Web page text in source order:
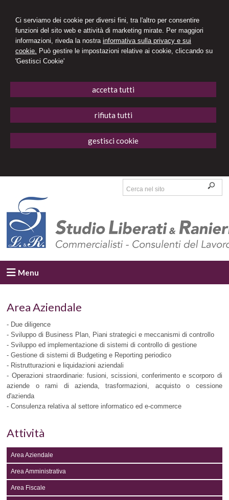
Ci serviamo dei cookie per diversi fini, tra l'altro per consentire
funzioni del sito web e attività di marketing mirate. Per maggiori
informazioni, riveda la nostra informativa sulla privacy e sui
cookie. Può gestire le impostazioni relative ai cookie, cliccando su
'Gestisci Cookie'
accetta tutti
rifiuta tutti
gestisci cookie
Menu
Area Aziendale
- Due diligence
- Sviluppo di Business Plan, Piani strategici e meccanismi di controllo
- Sviluppo ed implementazione di sistemi di controllo di gestione
- Gestione di sistemi di Budgeting e Reporting periodico
- Ristrutturazioni e liquidazioni aziendali
- Operazioni straordinarie: fusioni, scissioni, conferimento e scorporo di
aziende o rami di azienda, trasformazioni, acquisto o cessione
d'azienda
- Consulenza relativa al settore informatico ed e-commerce
Attività
Area Aziendale
Area Amministrativa
Area Fiscale